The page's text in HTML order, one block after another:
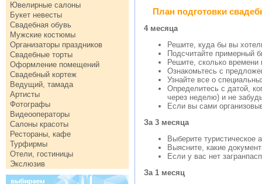
Ювелирные салоны
Букет невесты
Свадебная обувь
Мужские костюмы
Организаторы праздников
Свадебные торты
Оформление помещений
Свадебный кортеж
Ведущий, тамада
Артисты
Фотографы
Видеооператоры
Салоны красоты
Рестораны, кафе
Турфирмы
Отели, гостиницы
Экслюзив
План подготовки
4 месяца
Решите, куда бы вы
Подсчитайте примерный
Решите, сколько
Ознакомьтесь с
Узнайте все о
Определитесь с датой,
через неделю) и не
Если вы сами
За 3 месяца
Выберите туристическое
Выясните, какие
Если у вас нет
За 1 месяц